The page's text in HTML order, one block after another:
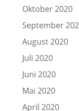
Oktober 2020
September
August 2020
Juli 2020
Juni 2020
Mai 2020
April 2020